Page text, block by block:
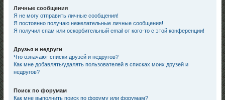
Личные сообщения
Я не могу отправить личные сообщения!
Я постоянно получаю нежелательные личные сообщения!
Я получил спам или оскорбительный email от кого-то с этой конференции!
Друзья и недруги
Что означают списки друзей и недругов?
Как мне добавлять/удалять пользователей в списках моих друзей и
недругов?
Поиск по форумам
Как мне выполнить поиск по форуму или форумам?